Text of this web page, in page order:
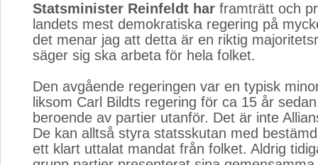
Statsminister Reinfeldt har framträtt och
landets mest demokratiska regering på
det menar jag att detta är en riktig
säger sig ska arbeta för hela folket.
Den avgående regeringen var en typisk
liksom Carl Bildts regering för ca 15 år
beroende av partier utanför. Det är inte
De kan alltså styra statsskutan med
ett klart uttalat mandat från folket. Aldrig